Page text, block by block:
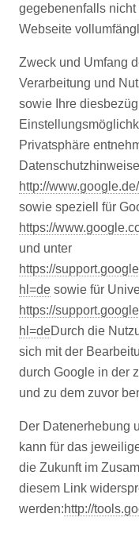
gegebenenfalls
Webseite
Zweck und Umfang
Verarbeitung und
sowie Ihre
Privatsphäre
http://
sowie speziell für
https://
und unter
https://
hl=de sowie für
https://
hl=deDurch die
sich mit der
durch Google in der
und zu dem zuvor
Der Datenerhebung
kann für das
die Zukunft im
diesem Link
werden:http://